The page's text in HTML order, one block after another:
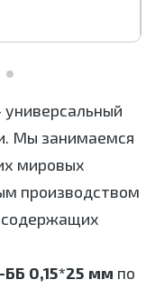
Мы занимаемся
мировых
производством
0,15*25 мм по